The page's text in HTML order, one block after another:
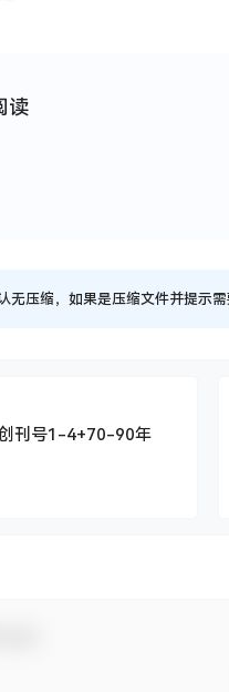
读
无压缩，如果是压缩文件并提示
创刊号1-4+70-90年